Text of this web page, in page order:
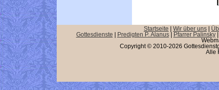
Startseite Wir über uns
Gottesdienste
Predigten P. Alanus| Pfarrer Palinsky
Copyright © 2010-2026
Alle